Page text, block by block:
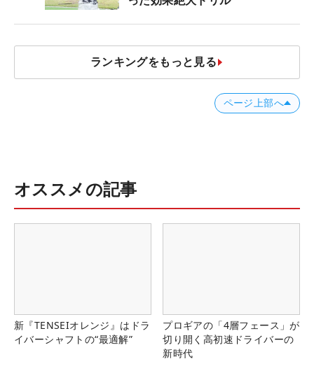
ランキングをもっと見る
ページ上部へ
オススメの記事
新『TENSEIオレンジ』はドラ
イバーシャフトの“最適解”
プロギアの「4層フェース」が
切り開く高初速ドライバーの
新時代